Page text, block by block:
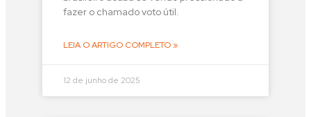
fazer o chamado voto útil.
LEIA O ARTIGO COMPLETO »
12 de junho de 2025